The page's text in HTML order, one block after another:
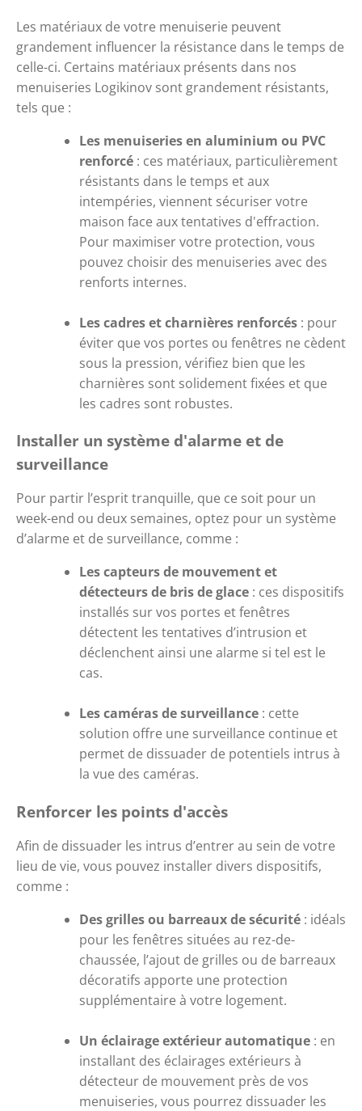
Les matériaux de votre menuiserie peuvent
grandement influencer la résistance dans le temps de
celle-ci. Certains matériaux présents dans nos
menuiseries Logikinov sont grandement résistants,
tels que :
Les menuiseries en aluminium ou PVC
renforcé : ces matériaux, particulièrement
résistants dans le temps et aux
intempéries, viennent sécuriser votre
maison face aux tentatives d'effraction.
Pour maximiser votre protection, vous
pouvez choisir des menuiseries avec des
renforts internes.
Les cadres et charnières renforcés : pour
éviter que vos portes ou fenêtres ne cèdent
sous la pression, vérifiez bien que les
charnières sont solidement fixées et que
les cadres sont robustes.
Installer un système d'alarme et de
surveillance
Pour partir l’esprit tranquille, que ce soit pour un
week-end ou deux semaines, optez pour un système
d’alarme et de surveillance, comme :
Les capteurs de mouvement et
détecteurs de bris de glace : ces dispositifs
installés sur vos portes et fenêtres
détectent les tentatives d’intrusion et
déclenchent ainsi une alarme si tel est le
cas.
Les caméras de surveillance : cette
solution offre une surveillance continue et
permet de dissuader de potentiels intrus à
la vue des caméras.
Renforcer les points d'accès
Afin de dissuader les intrus d’entrer au sein de votre
lieu de vie, vous pouvez installer divers dispositifs,
comme :
Des grilles ou barreaux de sécurité : idéals
pour les fenêtres situées au rez-de-
chaussée, l’ajout de grilles ou de barreaux
décoratifs apporte une protection
supplémentaire à votre logement.
Un éclairage extérieur automatique : en
installant des éclairages extérieurs à
détecteur de mouvement près de vos
menuiseries, vous pourrez dissuader les